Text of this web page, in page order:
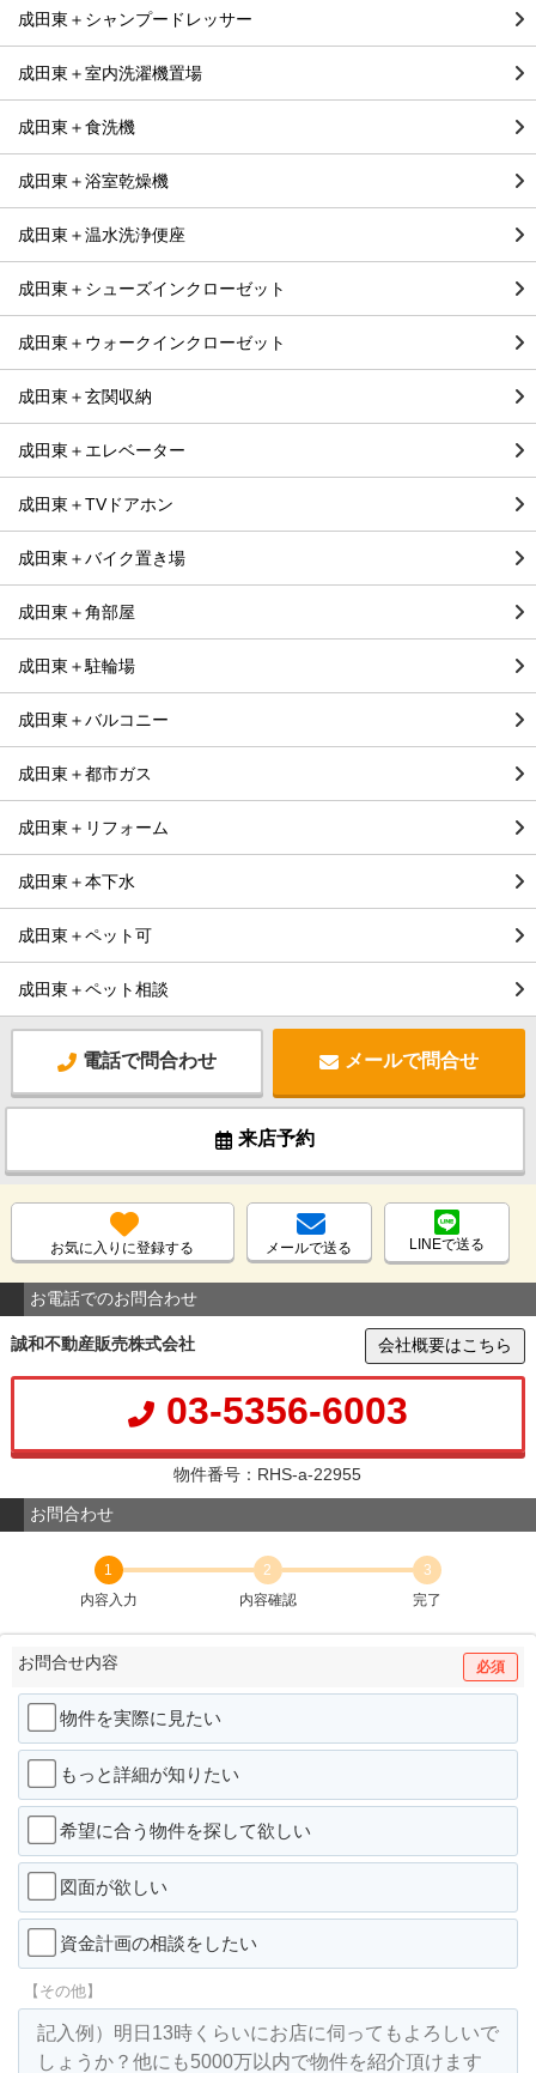
成田東＋シャンプードレッサー
成田東＋室内洗濯機置場
成田東＋食洗機
成田東＋浴室乾燥機
成田東＋温水洗浄便座
成田東＋シューズインクローゼット
成田東＋ウォークインクローゼット
成田東＋玄関収納
成田東＋エレベーター
成田東＋TVドアホン
成田東＋バイク置き場
成田東＋角部屋
成田東＋駐輪場
成田東＋バルコニー
成田東＋都市ガス
成田東＋リフォーム
成田東＋本下水
成田東＋ペット可
成田東＋ペット相談
電話で問合わせ メールで問合せ
来店予約
お気に入りに登録する メールで送る LINEで送る
お電話でのお問合わせ
誠和不動産販売株式会社 会社概要はこちら
03-5356-6003
物件番号：RHS-a-22955
お問合わせ
1
内容入力
2
内容確認
3
完了
お問合せ内容 必須
物件を実際に見たい
もっと詳細が知りたい
希望に合う物件を探して欲しい
図面が欲しい
資金計画の相談をしたい
【その他】